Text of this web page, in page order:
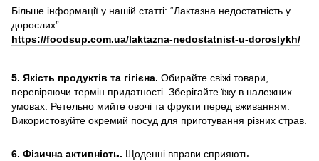
Більше інформації у нашій статті: “Лактазна недостатність у
дорослих”.
https://foodsup.com.ua/laktazna-nedostatnist-u-doroslykh/
5. Якість продуктів та гігієна. Обирайте свіжі товари,
перевіряючи термін придатності. Зберігайте їжу в належних
умовах. Ретельно мийте овочі та фрукти перед вживанням.
Використовуйте окремий посуд для приготування різних страв.
6. Фізична активність. Щоденні вправи сприяють